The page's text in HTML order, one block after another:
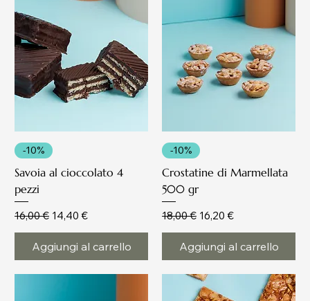
-10%
Savoia al cioccolato 4
pezzi
Prezzo regolare
16,00 € Prezzo scontato
14,40 €
Aggiungi al carrello
-10%
Crostatine di Marmellata
500 gr
Prezzo regolare
18,00 € Prezzo scontato
16,20 €
Aggiungi al carrello